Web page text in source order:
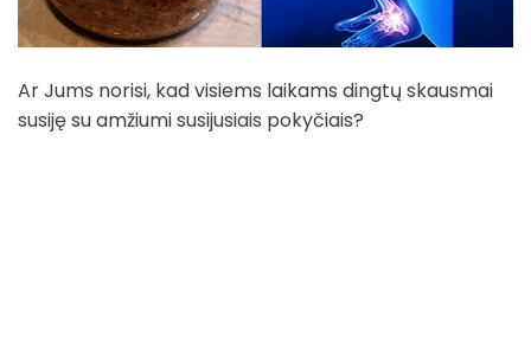
Ar Jums norisi, kad visiems laikams dingtų skausmai
susiję su amžiumi susijusiais pokyčiais?